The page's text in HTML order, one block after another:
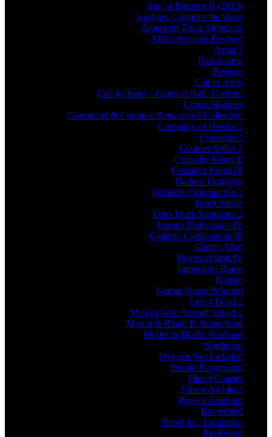
Age of Empires II (2013)
Airships: Conquer the Skies
American Truck Simulator
ARK: Survival Evolved
Arma 3
Barotrauma
Besiege
Call to Arms
Call to Arms – Gates of Hell: Ostfront
Cities: Skylines
Command & Conquer Remastered Collection
Company of Heroes 2
Cossacks 3
Counter-Strike 2
Crusader Kings II
Crusader Kings III
Darkest Dungeon
Divinity: Original Sin 2
Don't Starve
Euro Truck Simulator 2
Europa Universalis IV
Galactic Civilizations III
Garry's Mod
Hearts of Iron IV
Imperator: Rome
Kenshi
Kerbal Space Program
Left 4 Dead 2
Men of War: Assault Squad 2
Mount & Blade II: Bannerlord
Mount & Blade: Warband
Northgard
Oxygen Not Included
People Playground
Planet Coaster
Prison Architect
Project Zomboid
Ravenfield
Rebel Inc: Escalation
RimWorld